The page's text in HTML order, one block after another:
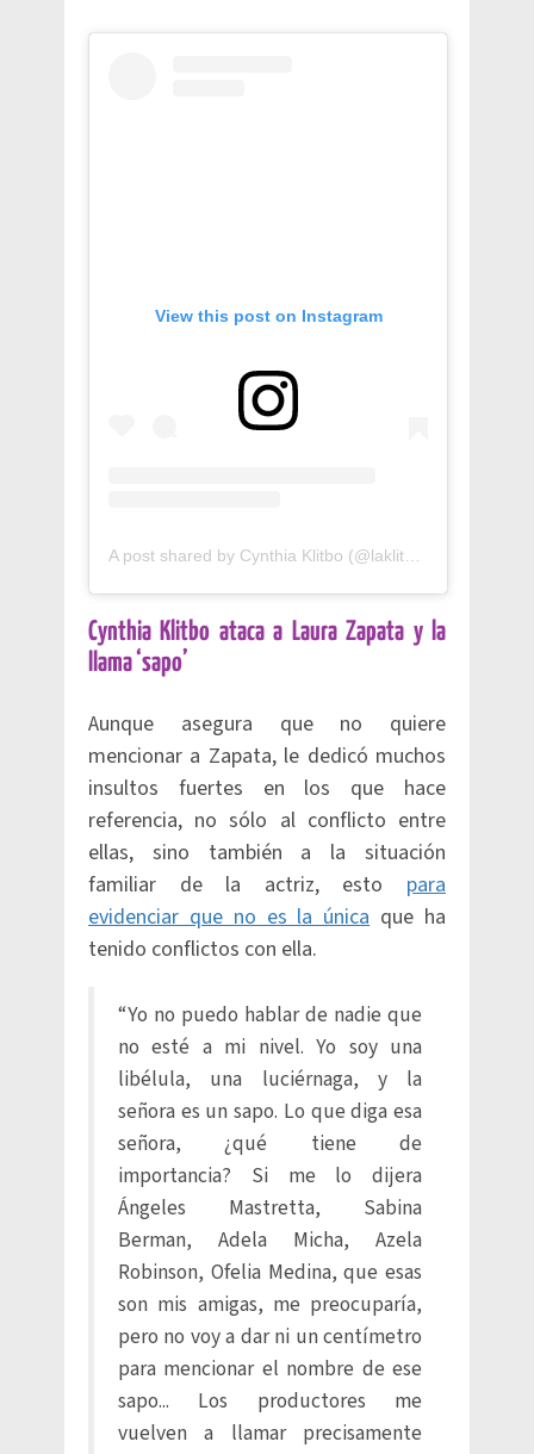
View this post on Instagram
A post shared by Cynthia Klitbo (@laklitbocynthia)
Cynthia Klitbo ataca a Laura Zapata y la
llama ‘sapo’
Aunque asegura que no quiere
mencionar a Zapata, le dedicó muchos
insultos fuertes en los que hace
referencia, no sólo al conflicto entre
ellas, sino también a la situación
familiar de la actriz, esto para
evidenciar que no es la únicaque ha
tenido conflictos con ella.
“Yo no puedo hablar de nadie que
no esté a mi nivel. Yo soy una
libélula, una luciérnaga, y la
señora es un sapo. Lo que diga esa
señora, ¿qué tiene de
importancia? Si me lo dijera
Ángeles Mastretta, Sabina
Berman, Adela Micha, Azela
Robinson, Ofelia Medina, que esas
son mis amigas, me preocuparía,
pero no voy a dar ni un centímetro
para mencionar el nombre de ese
sapo... Los productores me
vuelven a llamar precisamente